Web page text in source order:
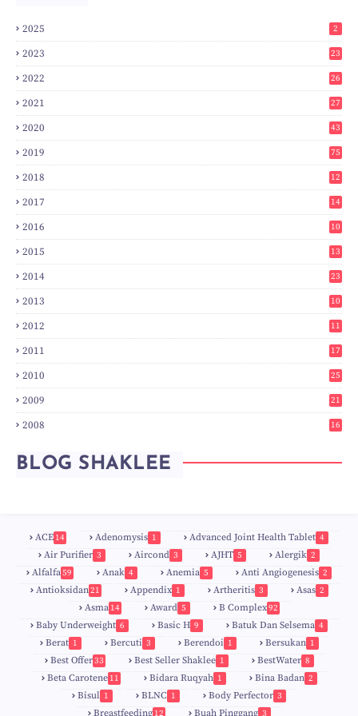
2025 2
2023 23
2022 26
2021 27
2020 43
2019 75
2018
12
8
2017
14
2016
10
3
2015
13
7
2014
23
2
2013
10
0
2012
11
3
2011
17
2010
25
0
2009
21
2008
16
BLOG SHAKLEE
ACE 14 Adenomysis 1 Advanced Joint Health Tablet 4
Air Purifier 3 Aircond 3 AJHT 5 Alergik 2
Alfalfa59 Anak 4 Anemia 5 Anti Angiogenesis 2
Antioksidan21 Appendix 1 Artheritis 3 Asas 2
Asma 14 Award 5 B Complex92
Baby Underweight 6 Basic H 9 Batuk Dan Selsema 4
Berat 1 Bercuti 3 Berendoi 1 Bersukan 1
Best Offer33 Best Seller Shaklee 1 BestWater 8
Beta Carotene 11 Bidara Ruqyah 1 Bina Badan 2
Bisul 1 BLNC 1 Body Perfector 3
Breastfeeding 12
Buah Pinggang 3